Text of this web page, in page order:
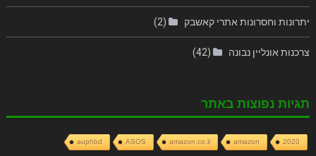
יתרונות וחסרונות אתרי קאשבק (2)
צרכנות אונליין נבונה (42)
תגיות נפוצות באתר
2020
amazon
amazon.co.il
ASOS
auphbd